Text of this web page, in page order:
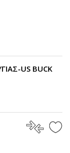
US BUCK